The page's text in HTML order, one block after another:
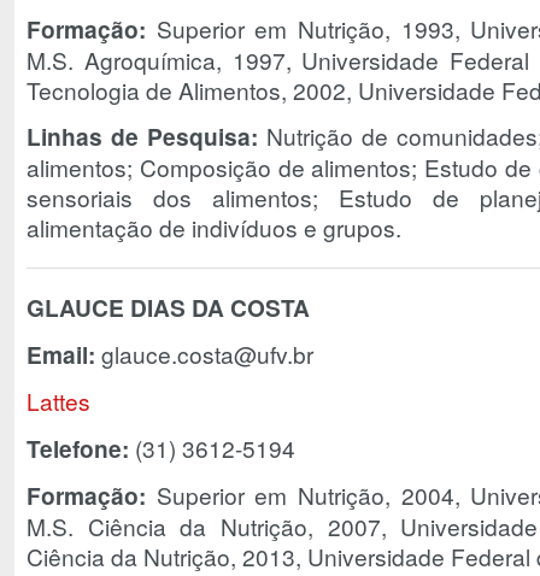
Formação: Superior em Nutrição, 1993,
M.S. Agroquímica, 1997, Universidade
Tecnologia de Alimentos, 2002, Universidade
Linhas de Pesquisa: Nutrição de
alimentos; Composição de alimentos; Estudo
sensoriais dos alimentos; Estudo de
alimentação de indivíduos e grupos.
GLAUCE DIAS DA COSTA
Email: glauce.costa@ufv.br
Lattes
Telefone: (31) 3612-5194
Formação: Superior em Nutrição, 2004,
M.S. Ciência da Nutrição, 2007,
Ciência da Nutrição, 2013, Universidade Federal